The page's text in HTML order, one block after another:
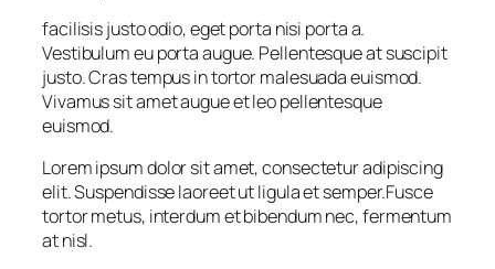
facilisis justo odio, eget porta nisi porta a.
Vestibulum eu porta augue. Pellentesque at suscipit
justo. Cras tempus in tortor malesuada euismod.
Vivamus sit amet augue et leo pellentesque
euismod.
Lorem ipsum dolor sit amet, consectetur adipiscing
elit. Suspendisse laoreet ut ligula et semper.Fusce
tortor metus, interdum et bibendum nec, fermentum
at nisl.